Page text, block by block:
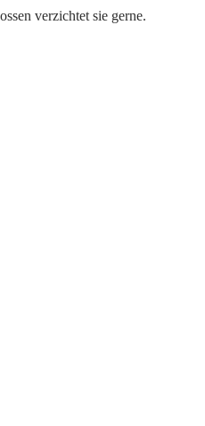
verzichtet sie gerne.